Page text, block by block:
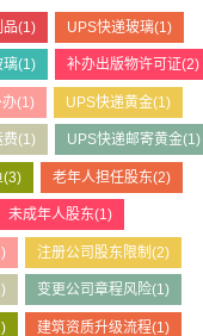
品(1) UPS快递玻璃(1)
璃(1) 补办出版物许可证(2)
办(1) UPS快递黄金(1)
(1) UPS快递邮寄黄金(1)
(3) 老年人担任股东(2)
未成年人股东(1)
注册公司股东限制 (2)
变更公司章程风险(1)
建筑资质升级流程(1)